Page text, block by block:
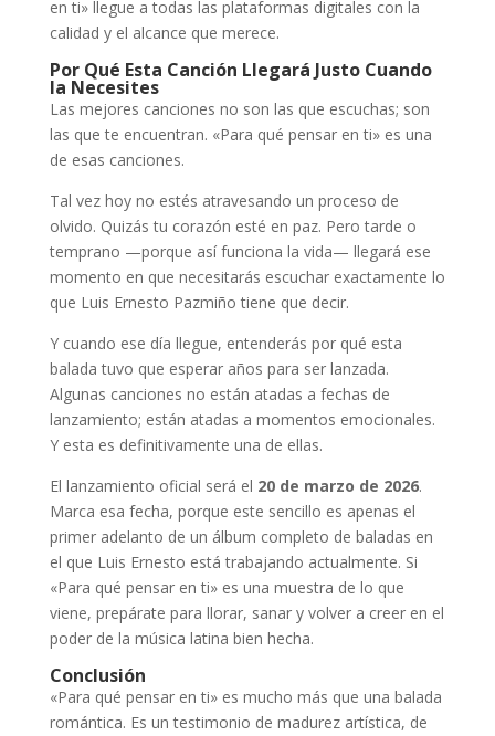
en ti» llegue a todas las plataformas digitales con la
calidad y el alcance que merece.
Por Qué Esta Canción Llegará Justo Cuando
la Necesites
Las mejores canciones no son las que escuchas; son
las que te encuentran. «Para qué pensar en ti» es una
de esas canciones.
Tal vez hoy no estés atravesando un proceso de
olvido. Quizás tu corazón esté en paz. Pero tarde o
temprano —porque así funciona la vida— llegará ese
momento en que necesitarás escuchar exactamente lo
que Luis Ernesto Pazmiño tiene que decir.
Y cuando ese día llegue, entenderás por qué esta
balada tuvo que esperar años para ser lanzada.
Algunas canciones no están atadas a fechas de
lanzamiento; están atadas a momentos emocionales.
Y esta es definitivamente una de ellas.
El lanzamiento oficial será el 20 de marzo de 2026.
Marca esa fecha, porque este sencillo es apenas el
primer adelanto de un álbum completo de baladas en
el que Luis Ernesto está trabajando actualmente. Si
«Para qué pensar en ti» es una muestra de lo que
viene, prepárate para llorar, sanar y volver a creer en el
poder de la música latina bien hecha.
Conclusión
«Para qué pensar en ti» es mucho más que una balada
romántica. Es un testimonio de madurez artística, de